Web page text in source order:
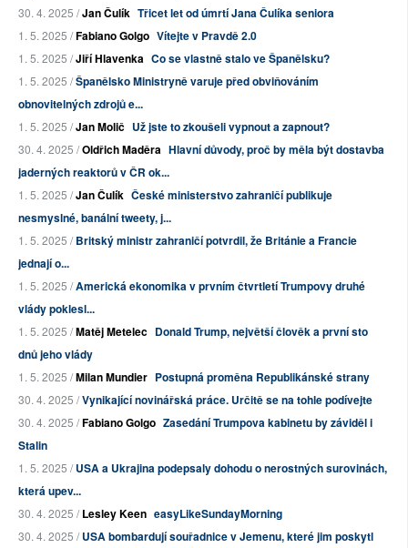
30. 4. 2025 /Jan Čulík Třicet let od úmrtí Jana Čulíka seniora
1. 5. 2025 /Fabiano Golgo Vítejte v Pravdě 2.0
1. 5. 2025 /Jiří Hlavenka Co se vlastně stalo ve Španělsku?
1. 5. 2025 /Španělsko Ministryně varuje před obviňováním
obnovitelných zdrojů e...
1. 5. 2025 /Jan Molič Už jste to zkoušeli vypnout a zapnout?
30. 4. 2025 /Oldřich Maděra Hlavní důvody, proč by měla být dostavba
jaderných reaktorů v ČR ok...
1. 5. 2025 /Jan Čulík České ministerstvo zahraničí publikuje
nesmyslné, banální tweety, j...
1. 5. 2025 /Britský ministr zahraničí potvrdil, že Británie a Francie
jednají o...
1. 5. 2025 /Americká ekonomika v prvním čtvrtletí Trumpovy druhé
vlády poklesl...
1. 5. 2025 /Matěj Metelec Donald Trump, největší člověk a první sto
dnů jeho vlády
1. 5. 2025 /Milan Mundier Postupná proměna Republikánské strany
30. 4. 2025 /Vynikající novinářská práce. Určitě se na tohle podívejte
30. 4. 2025 /Fabiano Golgo Zasedání Trumpova kabinetu by záviděl i
Stalin
1. 5. 2025 /USA a Ukrajina podepsaly dohodu o nerostných surovinách,
která upev...
30. 4. 2025 /Lesley Keen easyLikeSundayMorning
30. 4. 2025 /USA bombardují souřadnice v Jemenu, které jim poskytl